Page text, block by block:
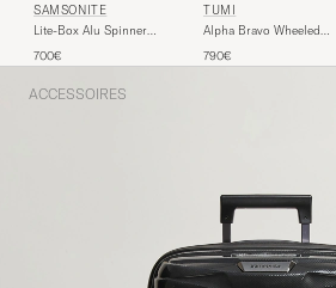
SAMSONITE
Lite-Box Alu Spinner
700€
TUMI
Alpha Bravo Wheeled
790€
ACCESSOIRES